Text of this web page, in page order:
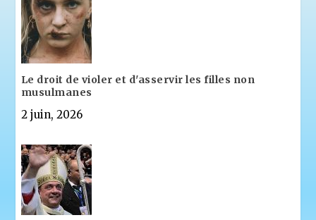
Le droit de violer et d'asservir les filles non
musulmanes
2 juin, 2026